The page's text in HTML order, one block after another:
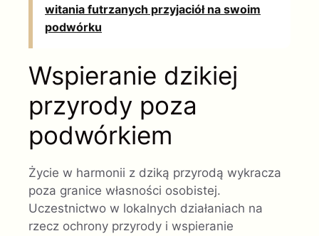
witania futrzanych przyjaciół na swoim
podwórku
Wspieranie dzikiej
przyrody poza
podwórkiem
Życie w harmonii z dziką przyrodą wykracza
poza granice własności osobistej.
Uczestnictwo w lokalnych działaniach na
rzecz ochrony przyrody i wspieranie